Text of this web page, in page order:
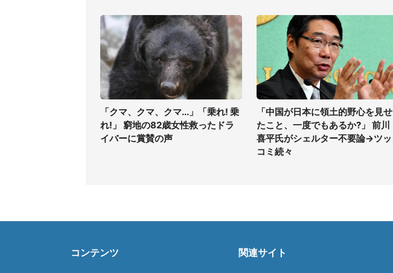
「クマ、クマ、クマ...」「乗れ! 乗
れ!」 窮地の82歳女性救ったドラ
イバーに賞賛の声
「中国が日本に領土的野心を見せ
たこと、一度でもあるか?」 前川
喜平氏がシェルター不要論→ツッ
コミ続々
コンテンツ 関連サイト